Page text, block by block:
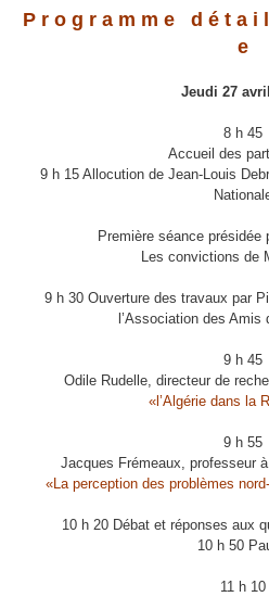
P r o g r a m m e d é t a
e
Jeudi 27
8 h 45
Accueil des
9 h 15 Allocution de Jean-Louis
Première séance présidée
Les convictions de
9 h 30 Ouverture des travaux par
l’Association des Amis
9 h 45
Odile Rudelle, directeur de
«l’Algérie dans la
9 h 55
Jacques Frémeaux, professeur
«La perception des problèmes
10 h 20 Débat et réponses aux
10 h 50
11 h 10